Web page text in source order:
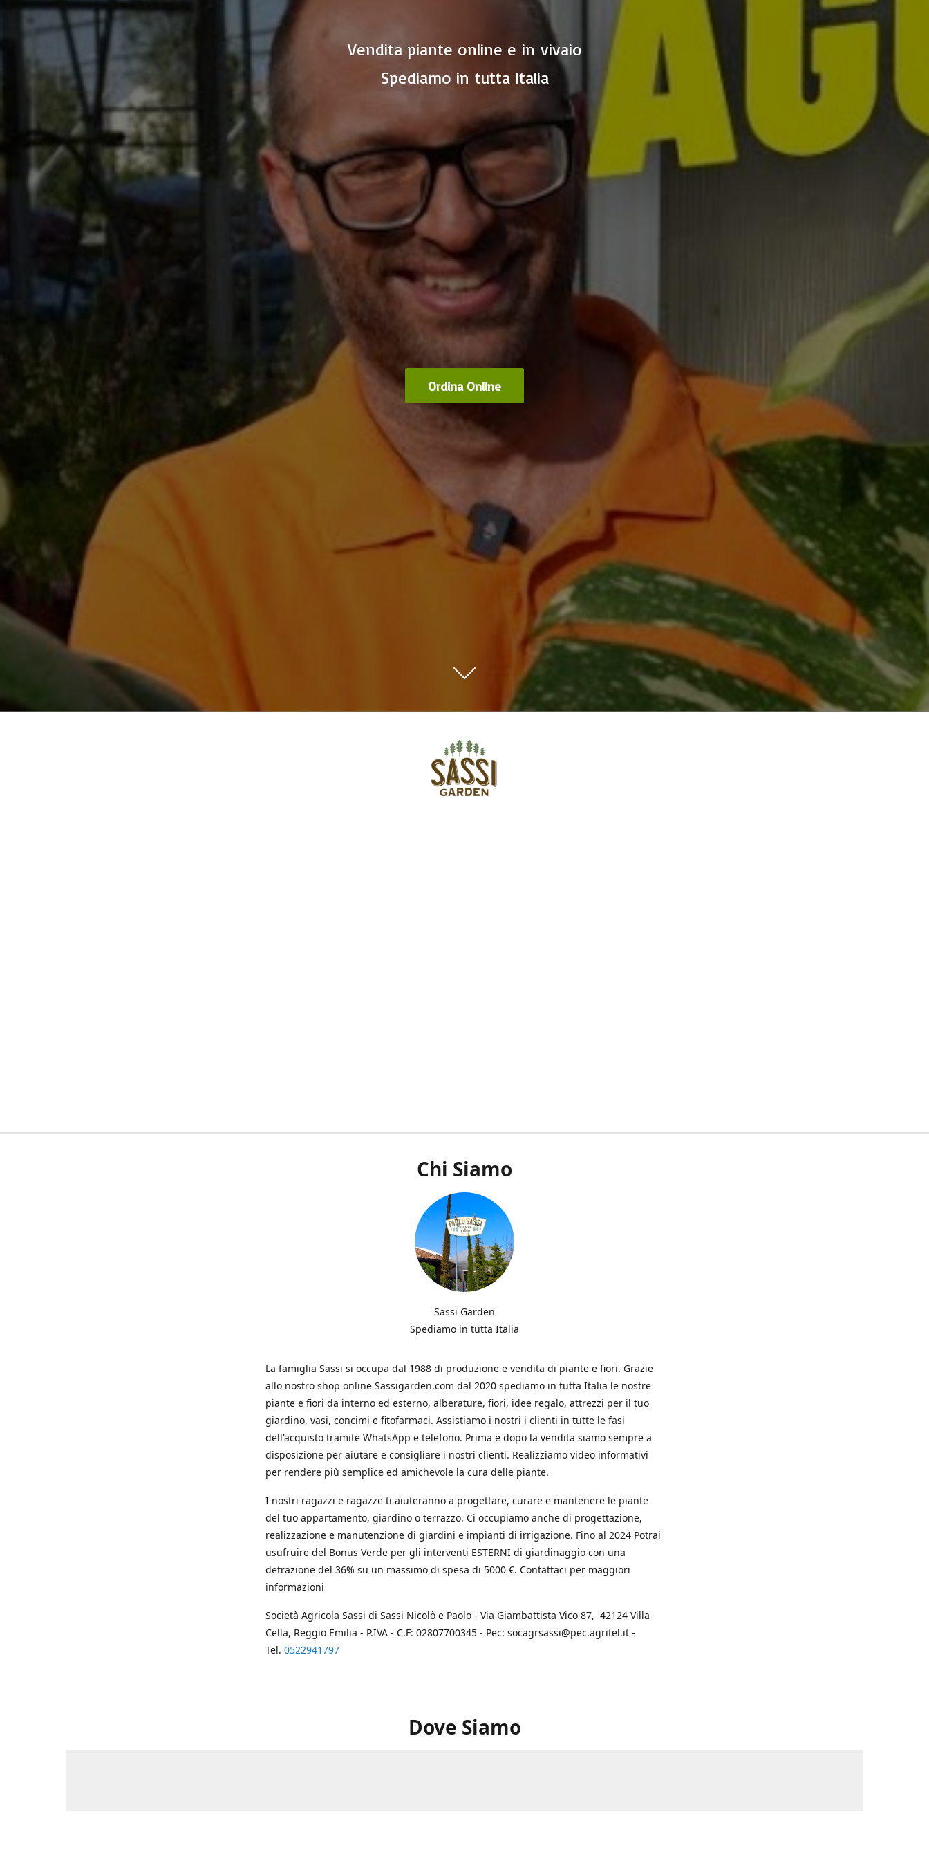
Vendita piante online e in vivaio
Spediamo in tutta Italia
Ordina Online
Chi Siamo
Sassi Garden
Spediamo in tutta Italia
La famiglia Sassi si occupa dal 1988 di produzione e vendita di piante e fiori. Grazie
allo nostro shop online Sassigarden.com dal 2020 spediamo in tutta Italia le nostre
piante e fiori da interno ed esterno, alberature, fiori, idee regalo, attrezzi per il tuo
giardino, vasi, concimi e fitofarmaci. Assistiamo i nostri i clienti in tutte le fasi
dell'acquisto tramite WhatsApp e telefono. Prima e dopo la vendita siamo sempre a
disposizione per aiutare e consigliare i nostri clienti. Realizziamo video informativi
per rendere più semplice ed amichevole la cura delle piante.
I nostri ragazzi e ragazze ti aiuteranno a progettare, curare e mantenere le piante
del tuo appartamento, giardino o terrazzo. Ci occupiamo anche di progettazione,
realizzazione e manutenzione di giardini e impianti di irrigazione. Fino al 2024 Potrai
usufruire del Bonus Verde per gli interventi ESTERNI di giardinaggio con una
detrazione del 36% su un massimo di spesa di 5000 €. Contattaci per maggiori
informazioni
Società Agricola Sassi di Sassi Nicolò e Paolo - Via Giambattista Vico 87, 42124 Villa
Cella, Reggio Emilia - P.IVA - C.F: 02807700345 - Pec: socagrsassi@pec.agritel.it -
Tel. 0522941797
Dove Siamo